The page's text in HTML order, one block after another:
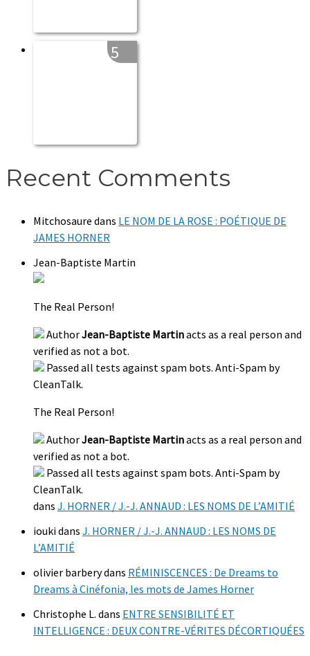
5
Recent Comments
Mitchosaure dans LE NOM DE LA ROSE : POÉTIQUE DE
JAMES HORNER
Jean-Baptiste Martin
The Real Person!
AuthorJean-Baptiste Martinacts as a real person and
verified as not a bot.
Passed all tests against spam bots. Anti-Spam by
CleanTalk.
The Real Person!
AuthorJean-Baptiste Martinacts as a real person and
verified as not a bot.
Passed all tests against spam bots. Anti-Spam by
CleanTalk.
dans J. HORNER / J.-J. ANNAUD : LES NOMS DE L’AMITIÉ
ioukidans J. HORNER / J.-J. ANNAUD : LES NOMS DE
L’AMITIÉ
olivier barberydans RÉMINISCENCES : De Dreams to
Dreams à Cinéfonia, les mots de James Horner
Christophe L. dans ENTRE SENSIBILITÉ ET
INTELLIGENCE : DEUX CONTRE-VÉRITES DÉCORTIQUÉES